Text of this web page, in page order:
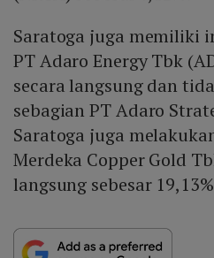
Saratoga juga memiliki
PT Adaro Energy Tbk
secara langsung dan
sebagian PT Adaro
Saratoga juga
Merdeka Copper Gold
langsung sebesar